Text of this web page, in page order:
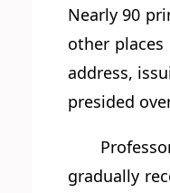
Nearly 90
other
address,
presided
gradually